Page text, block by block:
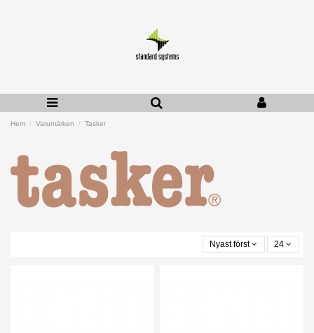
Hem Varumärken Tasker
Nyast först 24